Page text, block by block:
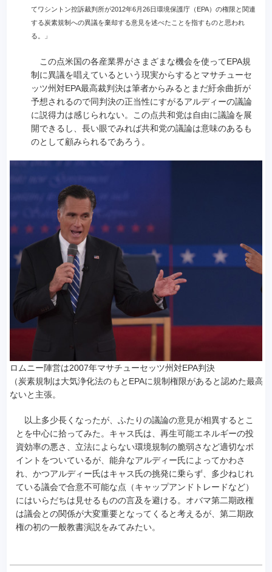
てワシントン控訴裁判所が2012年6月26日環境保護庁（EPA）の権限と関連
する炭素規制への異議を棄却する意見を述べたことを指すものと思われ
る。」
この点米国の各産業界がさまざまな機会を使ってEPA規
制に異議を唱えているという現実からするとマサチューセ
ッツ州対EPA最高裁判決は筆者からみるとまだ紆余曲折が
予想されるので同判決の正当性にすがるアルディーの議論
に説得力は感じられない。この点共和党は自由に議論を展
開できるし、長い眼でみれば共和党の議論は意味のあるも
のとして顧みられるであろう。
ロムニー陣営は2007年マサチューセッツ州対EPA判決
（炭素規制は大気浄化法のもとEPAに規制権限があると認めた最高
ないと主張。
以上多少長くなったが、ふたりの議論の意見が相異するとこ
とを中心に拾ってみた。キャス氏は、再生可能エネルギーの投
資効率の悪さ、立法によらない環境規制の脆弱さなど適切なポ
イントをついているが、能弁なアルディー氏によってかわさ
れ、かつアルディー氏はキャス氏の挑発に乗らず、多少ねじれ
ている議会で合意不可能な点（キャップアンドトレードなど）
にはいらだちは見せるものの言及を避ける。オバマ第二期政権
は議会との関係が大変重要となってくると考えるが、第二期政
権の初の一般教書演説をみてみたい。